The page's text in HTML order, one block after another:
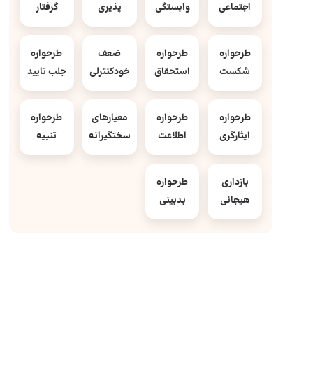
اجتماعی
وابستگی
پذیری
گرفتار
طرحواره
شکست
طرحواره
استحقاق
ضعف
خودکنترلی
طرحواره
جلب تایید
طرحواره
ایثارگری
طرحواره
اطلاعت
معیارهای
سختگیرانه
طرحواره
تنبیه
بازداری
هیجانی
طرحواره
بدبینی